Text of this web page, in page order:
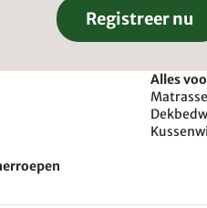
Registreer nu
Alles